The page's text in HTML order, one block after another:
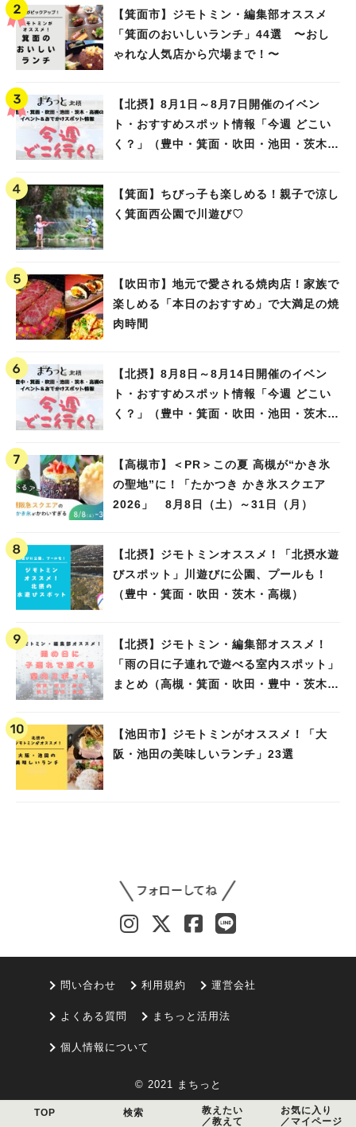
【箕面市】ジモトミン・編集部オススメ
「箕面のおいしいランチ」44選 〜おし
ゃれな人気店から穴場まで！〜
【北摂】8月1日～8月7日開催のイベン
ト・おすすめスポット情報「今週 どこい
く？」（豊中・箕面・吹田・池田・茨木・
【箕面】ちびっ子も楽しめる！親子で涼し
く箕面西公園で川遊び♡
【吹田市】地元で愛される焼肉店！家族で
楽しめる「本日のおすすめ」で大満足の焼
肉時間
【北摂】8月8日～8月14日開催のイベン
ト・おすすめスポット情報「今週 どこい
く？」（豊中・箕面・吹田・池田・茨木・
【高槻市】＜PR＞この夏 高槻が“かき氷
の聖地”に！「たかつき かき氷スクエア
2026」 8月8日（土）～31日（月）
【北摂】ジモトミンオススメ！「北摂水遊
びスポット」川遊びに公園、プールも！
（豊中・箕面・吹田・茨木・高槻）
【北摂】ジモトミン・編集部オススメ！
「雨の日に子連れで遊べる室内スポット」
まとめ（高槻・箕面・吹田・豊中・茨木・
【池田市】ジモトミンがオススメ！「大
阪・池田の美味しいランチ」23選
問い合わせ 利用規約 運営会社
よくある質問 まちっと活用法
個人情報について
© 2021 まちっと
TOP 検索
教えたい
／教えて
お気に入り
／マイページ